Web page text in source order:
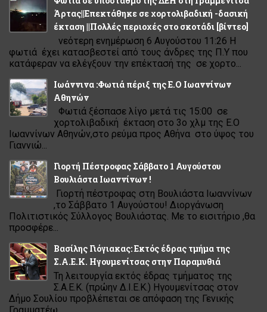
Άρτας||Επεκτάθηκε σε χορτολιβαδική -δασική
έκταση ||Πολλές περιοχές στο σκοτάδι [βίντεο]
νεότερη ενημέρωση 6 Αυγούστου 11:26 Η
φωτιά έχει κατασβεστεί από τους άνδρες της Π.Υ που
κατάφεραν να ελέγξουν την επέκτασή της σε χορτο...
Ιωάννινα :Φωτιά πέριξ της Ε.Ο Ιωαννίνων
Αθηνών
Φωτιά ξέσπασε λίγο μετά τις 15:00 σε
χορτολιβαδική έκταση στο 3ο χλμ της Ε.Ο
Ιωαννίνων Αθηνών,στο ρεύμα προς Αθήνα στο ύψος του
Γιαννιώ...
Γιορτή Πέστροφας Σάββατο 1 Αυγούστου
Βουλιάστα Ιωαννίνων !
Γιορτή πέστροφας στη Βουλιάστα Ιωαννίνων
,το Σάββατο 1 Αυγούστου! Διοργάνωση
Πολιτιστικός Σύλλογος Βουλιάστας. Με το εισιτήριο ,θα
προσφέρε...
Βασίλης Γιόγιακας: Εκτός έδρας τμήμα της
Σ.Α.Ε.Κ. Ηγουμενίτσας στην Παραμυθιά
Τη λειτουργία εκτός έδρας τμήματος της
Σ.Α.Ε.Κ. (πρώην Δ.Ι.Ε.Κ.) Ηγουμενίτσας στον
Δήμο Σουλίου προβλέπεται σε απόφαση της Γενικής